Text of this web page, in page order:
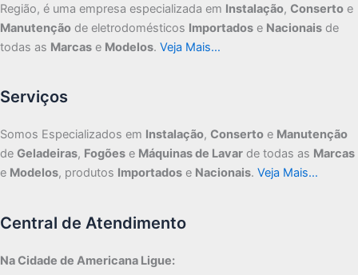
Região, é uma empresa especializada em Instalação, Conserto e
Manutenção de eletrodomésticos Importados e Nacionais de
todas as Marcas e Modelos. Veja Mais…
Serviços
Somos Especializados em Instalação, Conserto e Manutenção
de Geladeiras, Fogões e Máquinas de Lavar de todas as Marcas
e Modelos, produtos Importados e Nacionais. Veja Mais…
Central de Atendimento
Na Cidade de Americana Ligue: